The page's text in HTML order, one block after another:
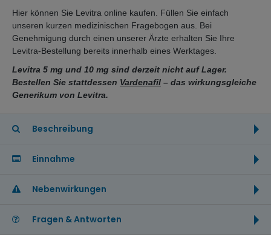
Hier können Sie Levitra online kaufen. Füllen Sie einfach
unseren kurzen medizinischen Fragebogen aus. Bei
Genehmigung durch einen unserer Ärzte erhalten Sie Ihre
Levitra-Bestellung bereits innerhalb eines Werktages.
Levitra 5 mg und 10 mg sind derzeit nicht auf Lager.
Bestellen Sie stattdessen Vardenafil – das wirkungsgleiche
Generikum von Levitra.
Beschreibung
Einnahme
Nebenwirkungen
Fragen & Antworten